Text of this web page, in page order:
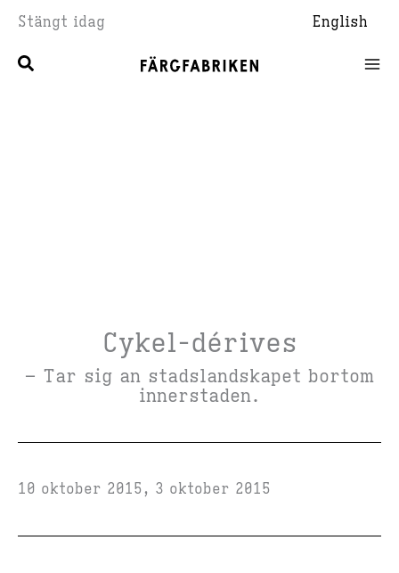
till
innehåll
Stängt idag English
Cykel-dérives
– Tar sig an stadslandskapet bortom
innerstaden.
10 oktober 2015, 3 oktober 2015